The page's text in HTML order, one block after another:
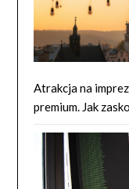
Atrakcja na
premium. Jak